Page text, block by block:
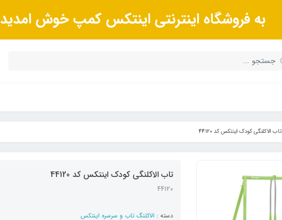
به فروشگاه اینترنتی اینتکس کمپ خوش امدید
تاب الاکلنگی کودک اینتکس کد 44120
تاب الاکلنگی کودک اینتکس کد 44120
44120
دسته : الاکلنگ تاب و سرسره اینتکس